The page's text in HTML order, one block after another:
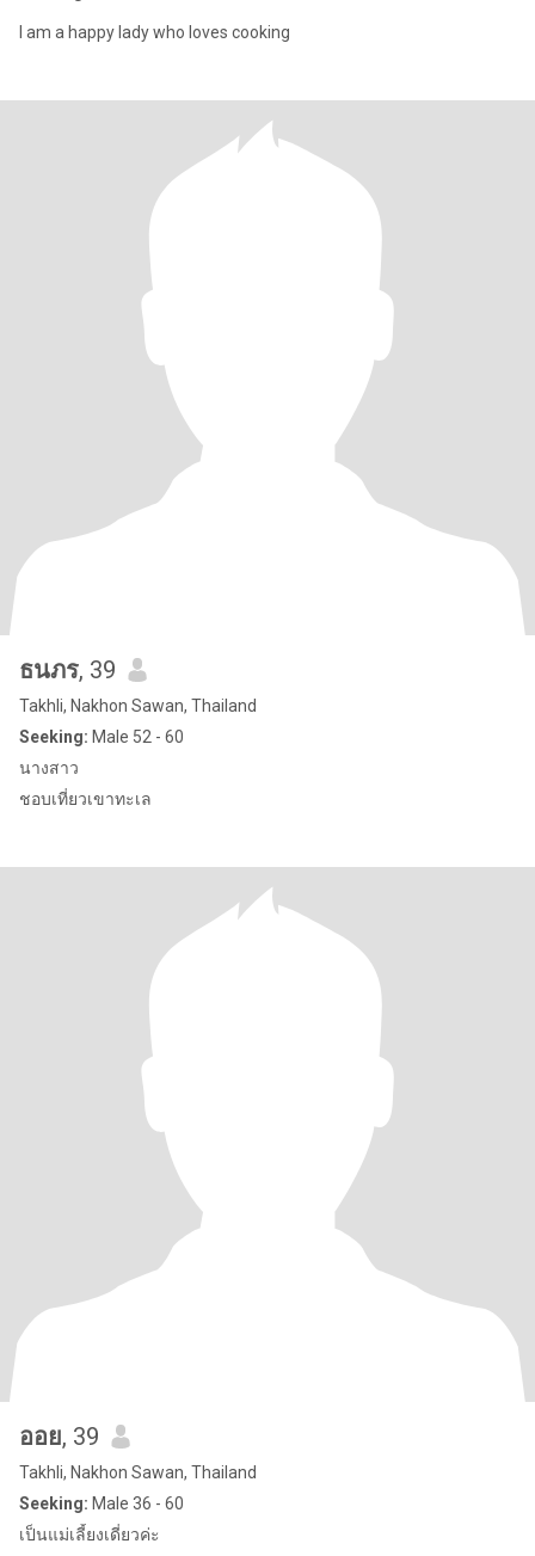
I am a happy lady who loves cooking
ธนภร, 39
Takhli, Nakhon Sawan, Thailand
Seeking: Male 52 - 60
นางสาว
ชอบเที่ยวเขาทะเล
ออย, 39
Takhli, Nakhon Sawan, Thailand
Seeking: Male 36 - 60
เป็นแม่เลี้ยงเดี่ยวค่ะ